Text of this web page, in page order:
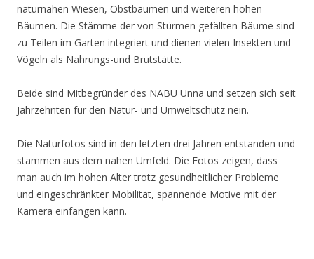
naturnahen Wiesen, Obstbäumen und weiteren hohen
Bäumen. Die Stämme der von Stürmen gefällten Bäume sind
zu Teilen im Garten integriert und dienen vielen Insekten und
Vögeln als Nahrungs-und Brutstätte.
Beide sind Mitbegründer des NABU Unna und setzen sich seit
Jahrzehnten für den Natur- und Umweltschutz nein.
Die Naturfotos sind in den letzten drei Jahren entstanden und
stammen aus dem nahen Umfeld. Die Fotos zeigen, dass
man auch im hohen Alter trotz gesundheitlicher Probleme
und eingeschränkter Mobilität, spannende Motive mit der
Kamera einfangen kann.